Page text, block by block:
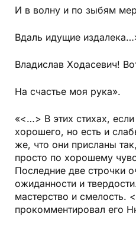
И в волну и по зыбям
Вдаль идущие
Владислав Ходасевич!
На счастье моя рука».
«<…> В этих стихах,
хорошего, но есть и
же, что они присланы
просто по хорошему
Последние две строчки
ожиданности и
мастерство и смелость.
прокомментировал его